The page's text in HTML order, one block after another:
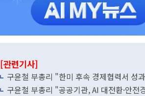
[관련기사]
구윤철 부총리 "한미 후속 경제협력서 성
구윤철 부총리 "공공기관, AI 대전환·안전